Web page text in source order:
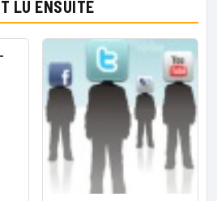
LU ENSUITE